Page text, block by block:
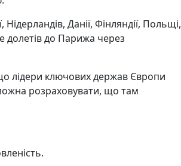
Данії, Фінляндії, Польщі,
долетів до Парижа через
лідери ключових держав Європи
розраховувати, що там